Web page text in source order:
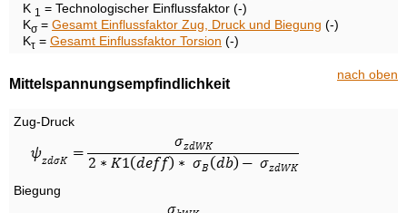
K 1 = Technologischer Einflussfaktor (-)
Kσ= Gesamt Einflussfaktor Zug, Druck und Biegung (-)
Kτ = Gesamt Einflussfaktor Torsion (-)
nach oben
Mittelspannungsempfindlichkeit
Zug-Druck
Biegung